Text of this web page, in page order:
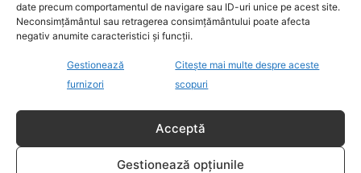
date precum comportamentul de navigare sau ID-uri unice pe acest site.
Neconsimțământul sau retragerea consimțământului poate afecta
negativ anumite caracteristici și funcții.
Gestionează
furnizori
Citește mai multe despre aceste
scopuri
Acceptă
Gestionează opțiunile